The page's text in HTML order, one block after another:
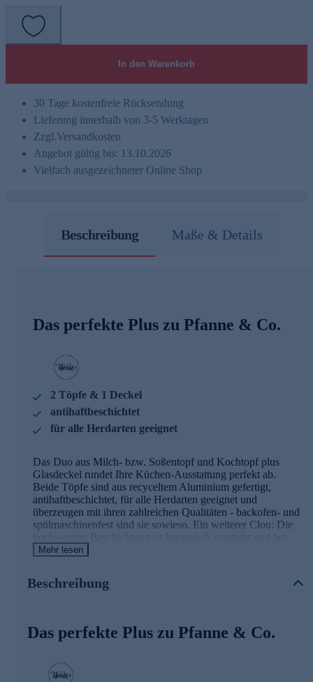
In den Warenkorb
30 Tage kostenfreie Rücksendung
Lieferung innerhalb von 3-5 Werktagen
Zzgl.Versandkosten
Angebot gültig bis: 13.10.2026
Vielfach ausgezeichneter Online Shop
Beschreibung Maße & Details
Das perfekte Plus zu Pfanne & Co.
2 Töpfe & 1 Deckel
antihaftbeschichtet
für alle Herdarten geeignet
Das Duo aus Milch- bzw. Soßentopf und Kochtopf plus
Glasdeckel rundet Ihre Küchen-Ausstattung perfekt ab.
Beide Töpfe sind aus recyceltem Aluminium gefertigt,
antihaftbeschichtet, für alle Herdarten geeignet und
überzeugen mit ihren zahlreichen Qualitäten - backofen- und
spülmaschinenfest sind sie sowieso. Ein weiterer Clou: Die
hochwertige Beschichtung ist keramisch verstärkt und bei
Bedarf lassen sich die Töpfe wiederbeschichten.
Ausstattung mit diesem Kochgeschirr ab, das das Kochen
Weitere Details des Sets im Überblick
aus recyceltem Aluminium, mit Hilfe von Solarenergie
Mehr lesen
Beschreibung
Das perfekte Plus zu Pfanne & Co.